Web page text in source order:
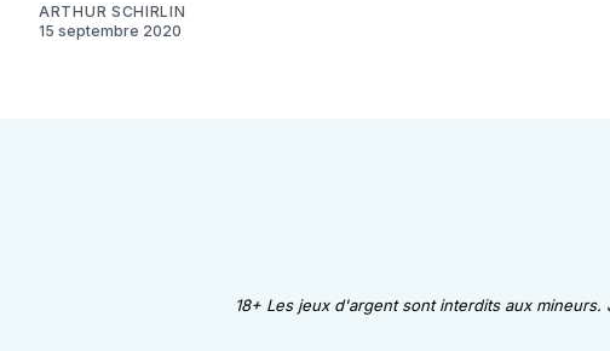
ARTHUR SCHIRLIN
15 septembre 2020
18+ Les jeux d'argent sont interdits aux